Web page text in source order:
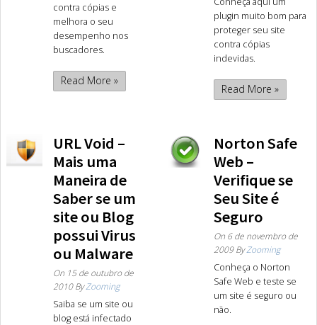
contra cópias e
melhora o seu
desempenho nos
buscadores.
Read More »
plugin muito bom para
proteger seu site
contra cópias
indevidas.
Read More »
URL Void –
Mais uma
Maneira de
Saber se um
site ou Blog
possui Virus
ou Malware
On 15 de outubro de
2010ByZooming
Saiba se um site ou
blog está infectado
Norton Safe
Web –
Verifique se
Seu Site é
Seguro
On 6 de novembro de
2009ByZooming
Conheça o Norton
Safe Web e teste se
um site é seguro ou
não.